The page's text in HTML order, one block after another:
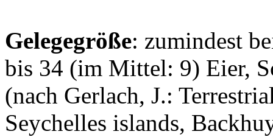
Gelegegröße: zumindest
bis 34 (im Mittel: 9) Eier,
(nach Gerlach, J.:
Seychelles islands,